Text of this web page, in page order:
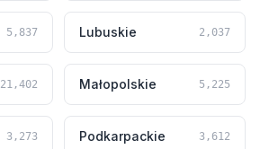
5,837 Lubuskie 2,037
21,402 Małopolskie 5,225
3,273 Podkarpackie 3,612